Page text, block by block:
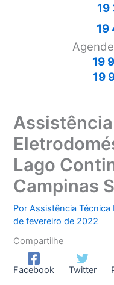
19
19
19
19
Assistência
Lago
Campinas
PorAssistência
de fevereiro de 2022
Compartilhe
Facebook Twitter